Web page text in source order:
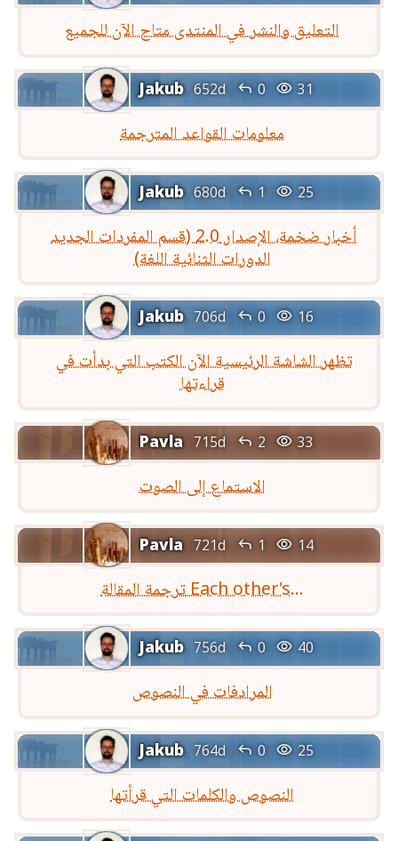
التعليق والنشر في المنتدى متاح الآن للجميع
Jakub 652d  0  31
معلومات القواعد المترجمة
Jakub 680d  1  25
أخبار ضخمة، الإصدار 2.0 (قسم المفردات الجديد
الدورات الثنائية اللغة)
Jakub 706d  0  16
تظهر الشاشة الرئيسية الآن الكتب التي بدأت في
قراءتها
Pavla 715d  2  33
الاستماع إلى الصوت
Pavla 721d  1  14
ترجمة المقالة Each other's...
Jakub 756d  0  40
المرادفات في النصوص
Jakub 764d  0  25
النصوص والكلمات التي قرأتها